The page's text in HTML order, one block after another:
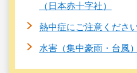
（日本赤十字社）
熱中症にご注意くださ
水害（集中豪雨・台風